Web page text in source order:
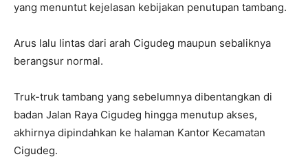
yang menuntut kejelasan kebijakan penutupan tambang.
Arus lalu lintas dari arah Cigudeg maupun sebaliknya
berangsur normal.
Truk-truk tambang yang sebelumnya dibentangkan di
badan Jalan Raya Cigudeg hingga menutup akses,
akhirnya dipindahkan ke halaman Kantor Kecamatan
Cigudeg.